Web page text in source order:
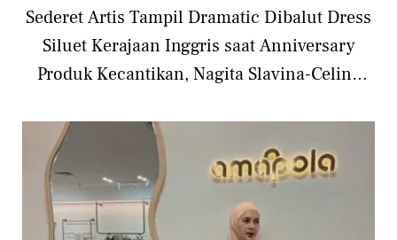
Sederet Artis Tampil Dramatic Dibalut Dress
Siluet Kerajaan Inggris saat Anniversary
Produk Kecantikan, Nagita Slavina-Celine